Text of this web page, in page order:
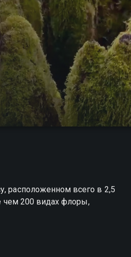
расположенном всего в 2,5
чем 200 видах флоры,